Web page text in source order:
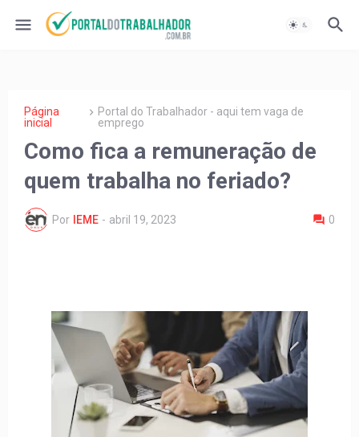
Página
inicial
Portal do Trabalhador - aqui tem vaga de
emprego
Como fica a remuneração de
quem trabalha no feriado?
Por IEME - abril 19, 2023 0